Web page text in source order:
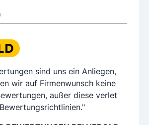
sind uns ein Anliegen,
wir auf Firmenwunsch keine
außer diese verlet